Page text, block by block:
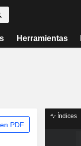
Herramientas
PDF
Índices